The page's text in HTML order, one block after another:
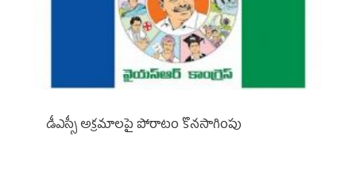
డీఎస్సీ అక్రమాలపై పోరాటం కొనసాగింపు